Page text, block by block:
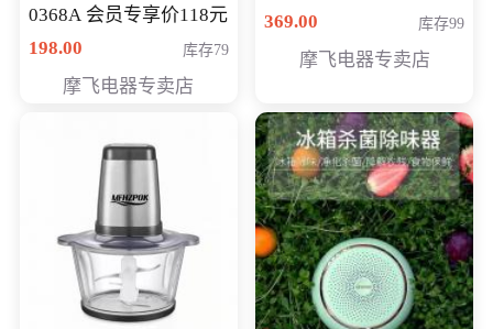
0368A 会员专享价118元
198.00
库存79
摩飞电器专卖店
价286元
369.00 库存99
摩飞电器专卖店